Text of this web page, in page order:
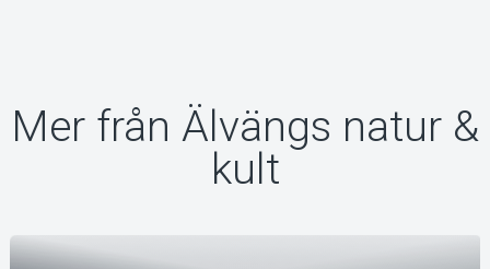
Mer från Älvängs natur &
kult